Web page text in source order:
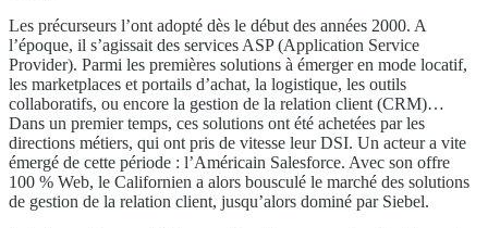
Les précurseurs l’ont adopté dès le début des années 2000. A
l’époque, il s’agissait des services ASP (Application Service
Provider). Parmi les premières solutions à émerger en mode locatif,
les marketplaces et portails d’achat, la logistique, les outils
collaboratifs, ou encore la gestion de la relation client (CRM)…
Dans un premier temps, ces solutions ont été achetées par les
directions métiers, qui ont pris de vitesse leur DSI. Un acteur a vite
émergé de cette période : l’Américain Salesforce. Avec son offre
100 % Web, le Californien a alors bousculé le marché des solutions
de gestion de la relation client, jusqu’alors dominé par Siebel.